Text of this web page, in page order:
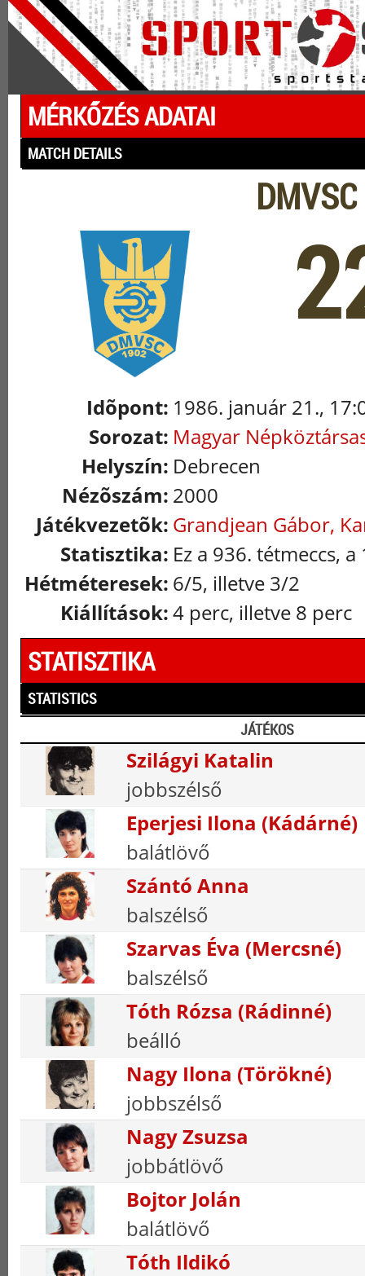
MÉRKŐZÉS ADATAI
MATCH DETAILS
Idõpont: 1986. január 21.,
Sorozat: Magyar
Helyszín: Debrecen
Nézõszám: 2000
Játékvezetõk: Grandjean Gábor,
Statisztika: Ez a 936. tétmeccs,
Hétméteresek: 6/5, illetve 3/2
Kiállítások:4 perc, illetve 8 perc
STATISZTIKA
STATISTICS
JÁTÉKOS
Szilágyi Katalin
jobbszélső
Eperjesi Ilona (Kádárné)
balátlövő
Szántó Anna
balszélső
Szarvas Éva (Mercsné)
balszélső
Tóth Rózsa (Rádinné)
beálló
Nagy Ilona (Törökné)
jobbszélső
Nagy Zsuzsa
jobbátlövő
Bojtor Jolán
balátlövő
Tóth Ildikó